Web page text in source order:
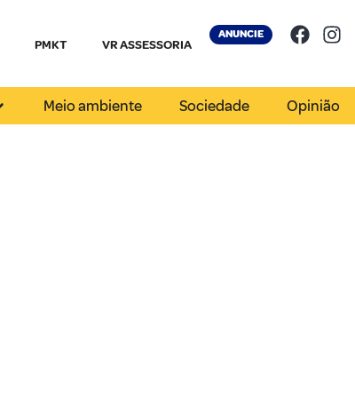
PMKT VR ASSESSORIA
ANUNCIE
Meio ambiente Sociedade Opinião